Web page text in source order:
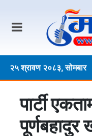
२५ श्रावण २०८३, सोमबार
पार्टी